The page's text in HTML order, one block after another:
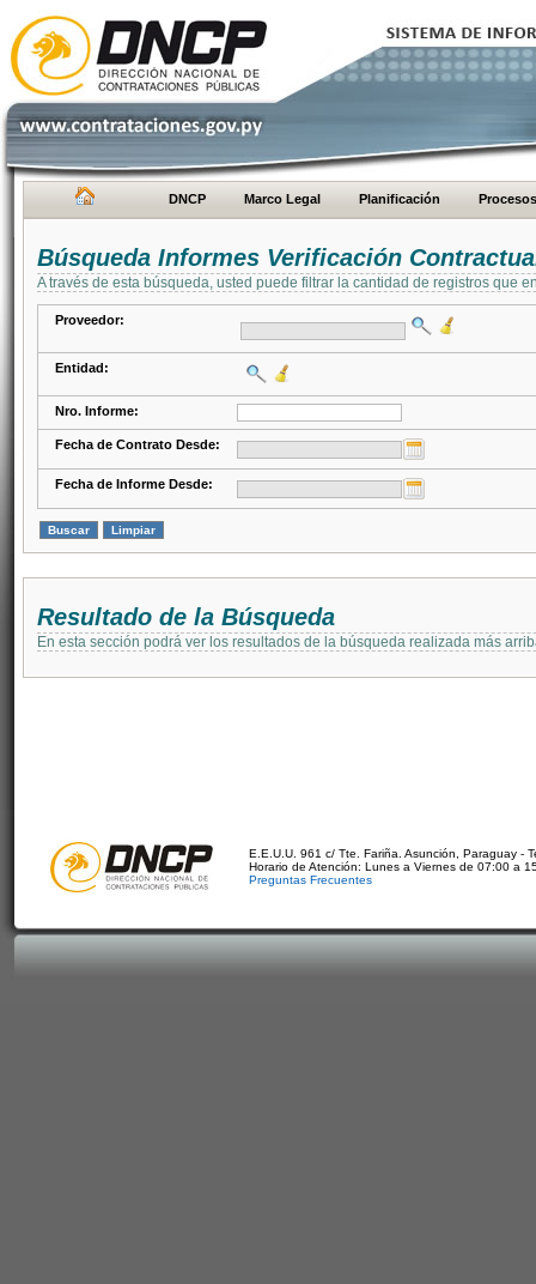
DNCP Marco Legal Planificación Procesos
Búsqueda Informes Verificación
A través de esta búsqueda, usted puede filtrar la cantidad de registros que
Proveedor:
Entidad:
Nro. Informe:
Fecha de Contrato Desde:
Fecha de Informe Desde:
Resultado de la Búsqueda
En esta sección podrá ver los resultados de la búsqueda realizada más
E.E.U.U. 961 c/ Tte. Fariña. Asunción, Paraguay -
Horario de Atención: Lunes a Viernes de 07:00 a
Preguntas Frecuentes